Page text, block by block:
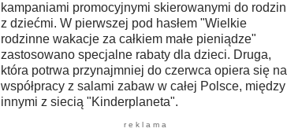
kampaniami promocyjnymi skierowanymi do rodzin
z dziećmi. W pierwszej pod hasłem "Wielkie
rodzinne wakacje za całkiem małe pieniądze"
zastosowano specjalne rabaty dla dzieci. Druga,
która potrwa przynajmniej do czerwca opiera się na
współpracy z salami zabaw w całej Polsce, między
innymi z siecią "Kinderplaneta".
r e k l a m a